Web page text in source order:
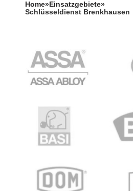
Home» Einsatzgebiete»
Schlüsseldienst Brenkhausen